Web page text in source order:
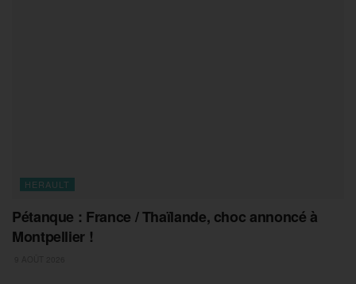
HERAULT
Pétanque : France / Thaïlande, choc annoncé à
Montpellier !